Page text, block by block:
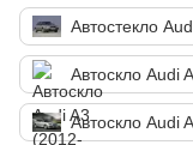
Автостекло
Автоскло Audi
Автоскло Audi